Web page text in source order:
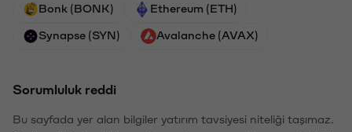
Bonk (BONK) Ethereum (ETH)
Synapse (SYN) Avalanche (AVAX)
Sorumluluk reddi
Bu sayfada yer alan bilgiler yatırım tavsiyesi niteliği taşımaz.